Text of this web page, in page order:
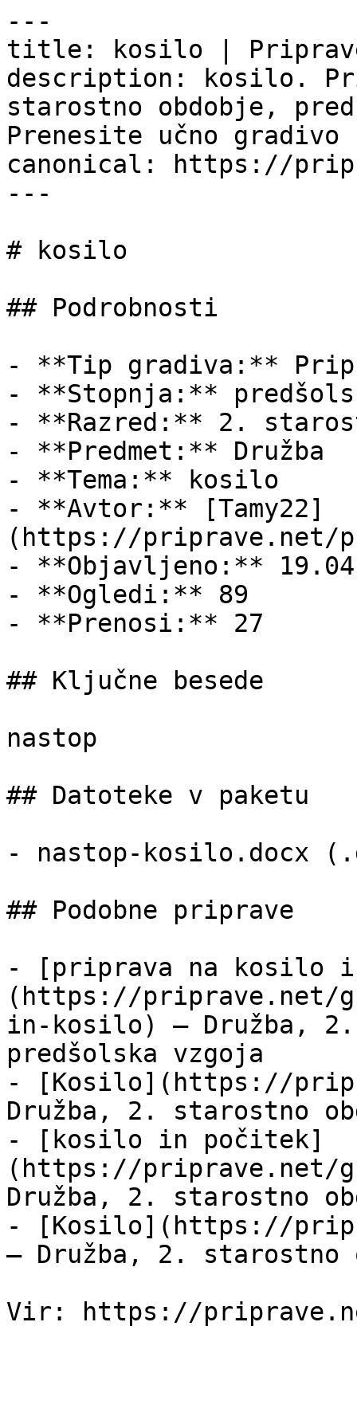
---
title: kosilo |
description: kosilo.
starostno obdobje,
Prenesite učno
canonical: https://
---
# kosilo
## Podrobnosti
- **Tip gradiva:**
- **Stopnja:**
- **Razred:** 2.
- **Predmet:** Družba
- **Tema:** kosilo
- **Avtor:** [Tamy22]
(https://priprave.net/
- **Objavljeno:**
- **Ogledi:** 89
- **Prenosi:** 27
## Ključne besede
nastop
## Datoteke v paketu
- nastop-kosilo.docx
## Podobne priprave
- [priprava na kosilo
(https://priprave.net/
in-kosilo) — Družba,
predšolska vzgoja
- [Kosilo](https://
Družba, 2. starostno
- [kosilo in počitek]
(https://priprave.net/
Družba, 2. starostno
- [Kosilo](https://
— Družba, 2. starostno